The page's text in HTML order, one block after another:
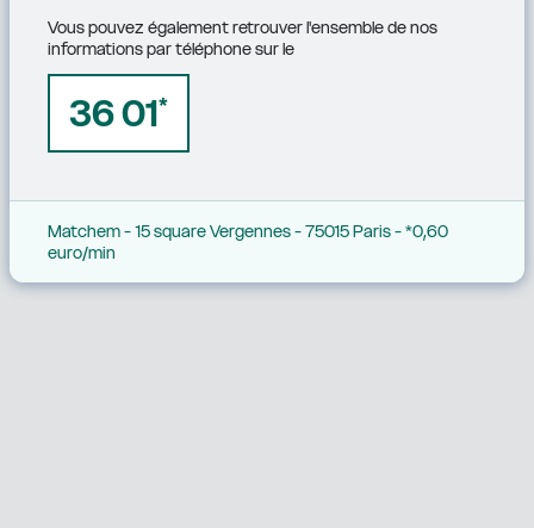
Vous pouvez également retrouver l'ensemble de nos
informations par téléphone sur le
36 01*
Matchem - 15 square Vergennes - 75015 Paris - *0,60
euro/min